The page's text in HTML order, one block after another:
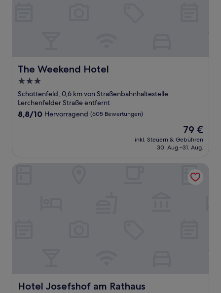
The Weekend Hotel
The Weekend Hotel
3.0-
Sterne-
Unterkunft
Schottenfeld, 0,6 km von Straßenbahnhaltestelle
Lerchenfelder Straße entfernt
8.8
8,8/10 Hervorragend (605 Bewertungen)
Der
Preis
beträgt
79 €
inkl. Steuern & Gebühren
30. Aug.–31. Aug.
Hotel Josefshof am Rathaus
Hotel Josefshof am Rathaus